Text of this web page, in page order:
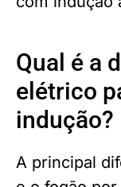
Qual é a
elétrico
indução?
A principal